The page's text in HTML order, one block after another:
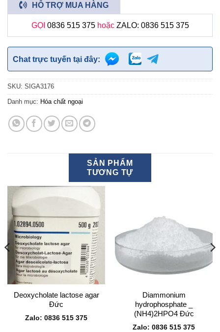
HỖ TRỢ MUA HÀNG
GỌI 0836 515 375hoặc ZALO: 0836 515 375
Chat trực tuyến tại đây:
SKU: SIGA3176
Danh mục: Hóa chất ngoại
SẢN PHẨM
TƯƠNG TỰ
Deoxycholate lactose agar
Đức
Zalo: 0836 515 375
Diammonium
hydrophosphate _
(NH4)2HPO4 Đức
Zalo: 0836 515 375